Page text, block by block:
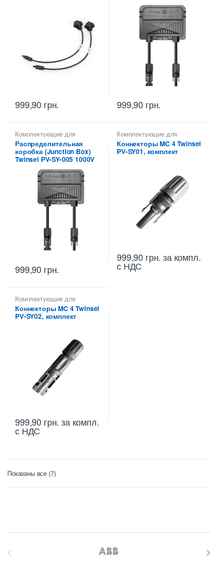
999,90 грн. 999,90 грн.
Комплектующие для
солнечных панелей
Распределительная
коробка (Junction Box)
Twinsel PV-SY-005 1000V
999,90 грн.
Комплектующие для
солнечных панелей
Коннекторы MC 4 Twinsel
PV-SY01, комплект
999,90 грн. за компл.
с НДС
Комплектующие для
солнечных панелей
Коннекторы MC 4 Twinsel
PV-SY02, комплект
999,90 грн. за компл.
с НДС
Показаны все (7)Цены:
по